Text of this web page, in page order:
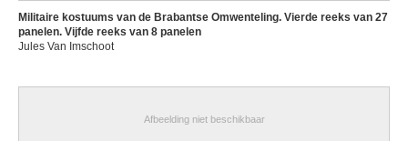
Militaire kostuums van de Brabantse Omwenteling. Vierde reeks van 27
panelen. Vijfde reeks van 8 panelen
Jules Van Imschoot
Afbeelding niet beschikbaar